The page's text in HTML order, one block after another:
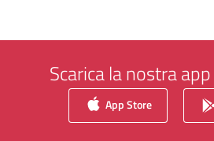
Scarica la nostra
App Store